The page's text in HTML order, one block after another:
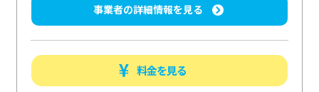
事業者の詳細情報を見る
料金を見る